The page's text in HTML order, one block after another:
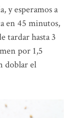
y esperamos a
en 45 minutos,
tardar hasta 3
por 1,5
doblar el